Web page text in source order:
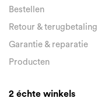
Bestellen
Retour & terugbetaling
Garantie & reparatie
Producten
2 échte winkels